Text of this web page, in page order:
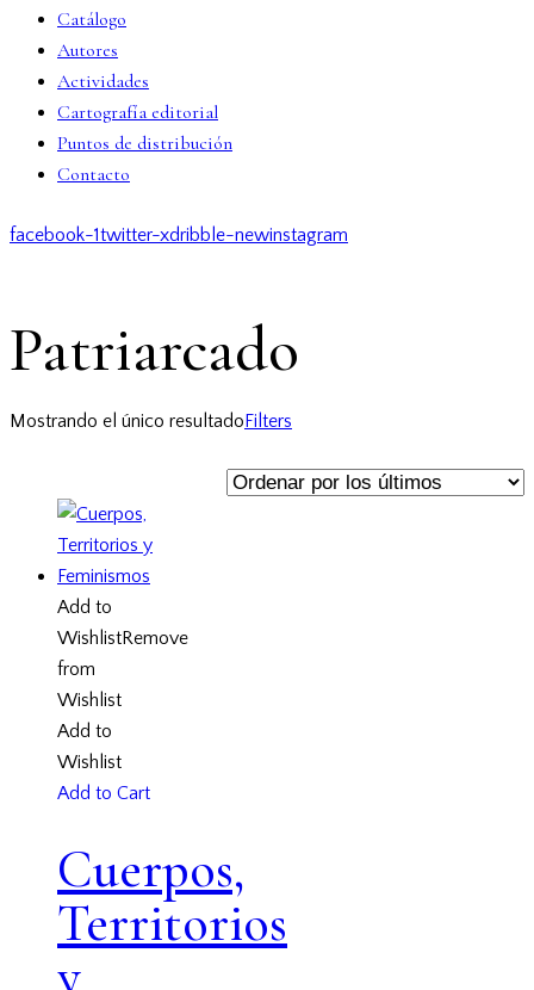
Catálogo
Autores
Actividades
Cartografía editorial
Puntos de distribución
Contacto
facebook-1twitter-xdribble-newinstagram
Patriarcado
Mostrando el único resultado Filters
Add to
WishlistRemove
from
Wishlist
Add to
Wishlist
Add to Cart
Cuerpos,
Territorios